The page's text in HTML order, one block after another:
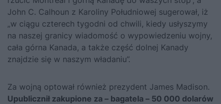
John C. Calhoun z Karoliny Południowej sugerował, iż
„w ciągu czterech tygodni od chwili, kiedy usłyszymy
na naszej granicy wiadomość o wypowiedzeniu wojny,
cała górna Kanada, a także część dolnej Kanady
znajdzie się w naszym władaniu”.
Za wojną optował również prezydent James Madison.
Upublicznił zakupione za – bagatela – 50 000 dolarów